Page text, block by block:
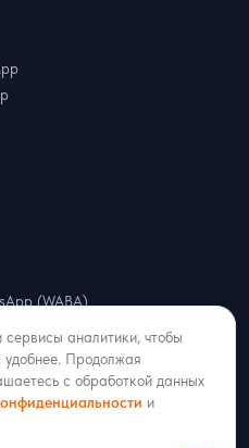
(WABA)
аналитики, чтобы
Продолжая
с обработкой данных
и